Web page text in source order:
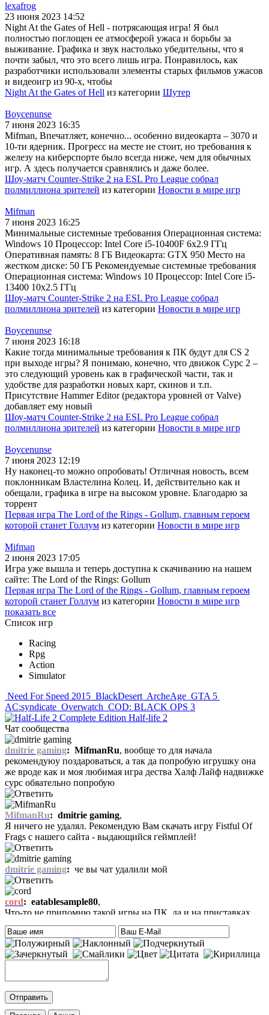
lexafrog
23 июня 2023 14:52
Night At the Gates of Hell - потрясающая игра! Я был
полностью поглощен ее атмосферой ужаса и борьбы за
выживание. Графика и звук настолько убедительны, что я
почти забыл, что это всего лишь игра. Понравилось, как
разработчики использовали элементы старых фильмов ужасов
и видеоигр из 90-х, чтобы
Night At the Gates of Hell из категории Шутер
Boycenunse
7 июня 2023 16:35
Mifman, Впечатляет, конечно... особенно видеокарта – 3070 и
10-ти ядерник. Прогресс на месте не стоит, но требования к
железу на киберспорте было всегда ниже, чем для обычных
игр. А здесь получается сравнялись и даже более.
Шоу-матч Counter-Strike 2 на ESL Pro League собрал
полмиллиона зрителей из категории Новости в мире игр
Mifman
7 июня 2023 16:25
Минимальные системные требования Операционная система:
Windows 10 Процессор: Intel Core i5-10400F 6x2.9 ГГц
Оперативная память: 8 ГБ Видеокарта: GTX 950 Место на
жестком диске: 50 ГБ Рекомендуемые системные требования
Операционная система: Windows 10 Процессор: Intel Core i5-
13400 10x2.5 ГГц
Шоу-матч Counter-Strike 2 на ESL Pro League собрал
полмиллиона зрителей из категории Новости в мире игр
Boycenunse
7 июня 2023 16:18
Какие тогда минимальные требования к ПК будут для CS 2
при выходе игры? Я понимаю, конечно, что движок Сурс 2 –
это следующий уровень как в графической части, так и
удобстве для разработки новых карт, скинов и т.п.
Присутствие Hammer Editor (редактора уровней от Valve)
добавляет ему новый
Шоу-матч Counter-Strike 2 на ESL Pro League собрал
полмиллиона зрителей из категории Новости в мире игр
Boycenunse
7 июня 2023 12:19
Ну наконец-то можно опробовать! Отличная новость, всем
поклонникам Властелина Колец. И, действительно как и
обещали, графика в игре на высоком уровне. Благодарю за
торрент
Первая игра The Lord of the Rings - Gollum, главным героем
которой станет Голлум из категории Новости в мире игр
Mifman
2 июня 2023 17:05
Игра уже вышла и теперь доступна к скачиванию на нашем
сайте: The Lord of the Rings: Gollum
Первая игра The Lord of the Rings - Gollum, главным героем
которой станет Голлум из категории Новости в мире игр
показать все
Список игр
Racing
Rpg
Action
Simulator
Need For Speed 2015 BlackDesert ArcheAge GTA 5
AC:syndicate Overwatch COD: BLACK OPS 3
Half-life 2
Чат сообщества
dmitrie gaming: MifmanRu, вообще то для начала
рекомендуюу поздароваться, а так да попробую игрушку она
же вроде как и моя любимая игра дества Халф Лайф надвижке
сурс обяательно попробую
MifmanRu: dmitrie gaming,
Я ничего не удалял. Рекомендую Вам скачать игру Fistful Of
Frags с нашего сайта - выдающийся геймплей!
dmitrie gaming: че вы чат удалили мой
cord: eatablesample80,
Что-то не припомню такой игры на ПК, да и на приставках
тоже. Есть только одна мысль – это онлайн игра-одевалка
Hilary Duff and Her Baby.
На сайте нет онлайн игр. А вообще, Хилари Дафф – это
актриса